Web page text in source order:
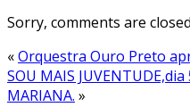
Sorry, comments are
«Orquestra Ouro Preto
SOU MAIS
MARIANA. »